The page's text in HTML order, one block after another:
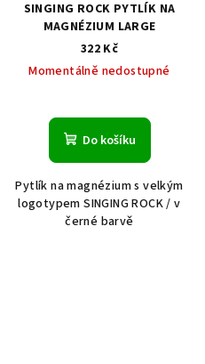
SINGING ROCK PYTLÍK NA
MAGNÉZIUM LARGE
322 Kč
Momentálně nedostupné
Do košíku
Pytlík na magnézium s velkým
logotypem SINGING ROCK / v
černé barvě